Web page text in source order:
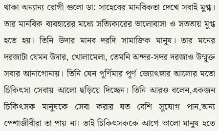
থাকা অন্যান্য রোগী গুলো ডা: সাহেবের মানবিকতা দেখে সবাই মুগ্ধ।
তার মানবিক ব্যবহারের মধ্যে সত্যিকারের ভালোবাসা ও সততায় মুগ্ধ
হতে হয়। তিনি উদার মানব দরদি সামাজিক মানুষ। তার মনের
দরজাটা যেমন উদার, খোলামেলা, তেমনি অন্দর-সদর দরজাও উন্মুক্ত
সবার আনাগোনায়। তিনি যেন পূর্ণিমার পূর্ণ জ্যোৎস্নার আলোর মতো
চিকিৎসা সেবায় আলো ছড়িয়ে দিচ্ছেন। তিনি আরও বলেন,একজন
চিকিৎসক মানুষকে সেবা করার যত বেশি সুযোগ পান,অন্য
পেশাজীবীরা তা পায় না। তাই চিকিৎসককে আগে ভালো মানুষ হতে